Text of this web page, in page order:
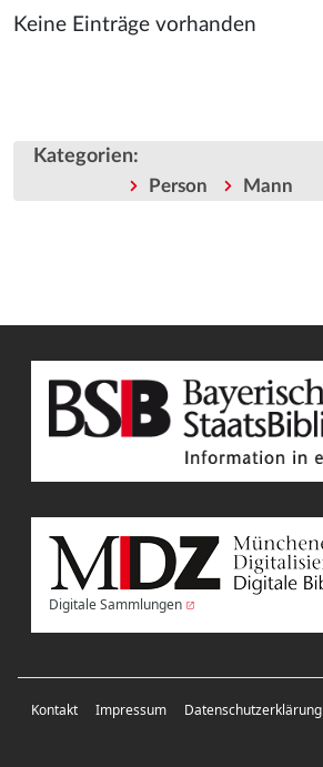
Keine Einträge vorhanden
Kategorien:
Person Mann
Digitale Sammlungen
Kontakt Impressum Datenschutzerklärung